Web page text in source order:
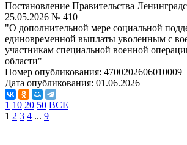
Постановление Правительства
25.05.2026 № 410
"О дополнительной мере социальной
единовременной выплаты уволенным с
участникам специальной военной
области"
Номер опубликования: 4700202606010009
Дата опубликования: 01.06.2026
1 10 20 50 ВСЕ
1 2 3 4 ... 9